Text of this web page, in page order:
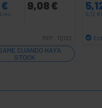
€
inc.
9,08 €
REF: TQ132
CUANDO HAYA
STOCK
5,12 €